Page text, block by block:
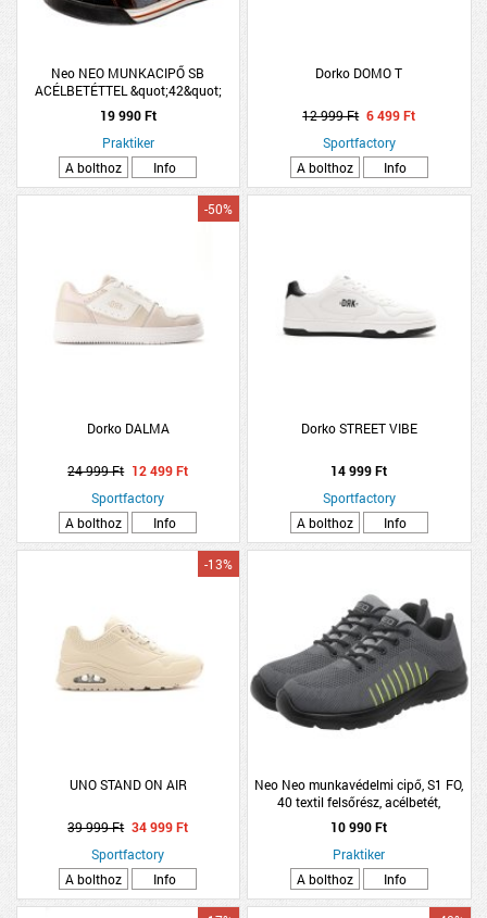
Neo NEO MUNKACIPŐ SB
ACÉLBETÉTTEL &quot;42&quot;
19 990 Ft
Praktiker
A bolthoz
Info
Dorko DOMO T
12 999 Ft 6 499 Ft
Sportfactory
A bolthoz
Info
Dorko DALMA
-50%
24 999 Ft 12 499 Ft
Sportfactory
A bolthoz
Info
Dorko STREET VIBE
14 999 Ft
Sportfactory
A bolthoz
Info
UNO STAND ON AIR
-13%
39 999 Ft 34 999 Ft
Sportfactory
A bolthoz
Info
Neo Neo munkavédelmi cipő, S1 FO,
40 textil felsőrész, acélbetét,
csúszásmentes talp
10 990 Ft
Praktiker
A bolthoz
Info